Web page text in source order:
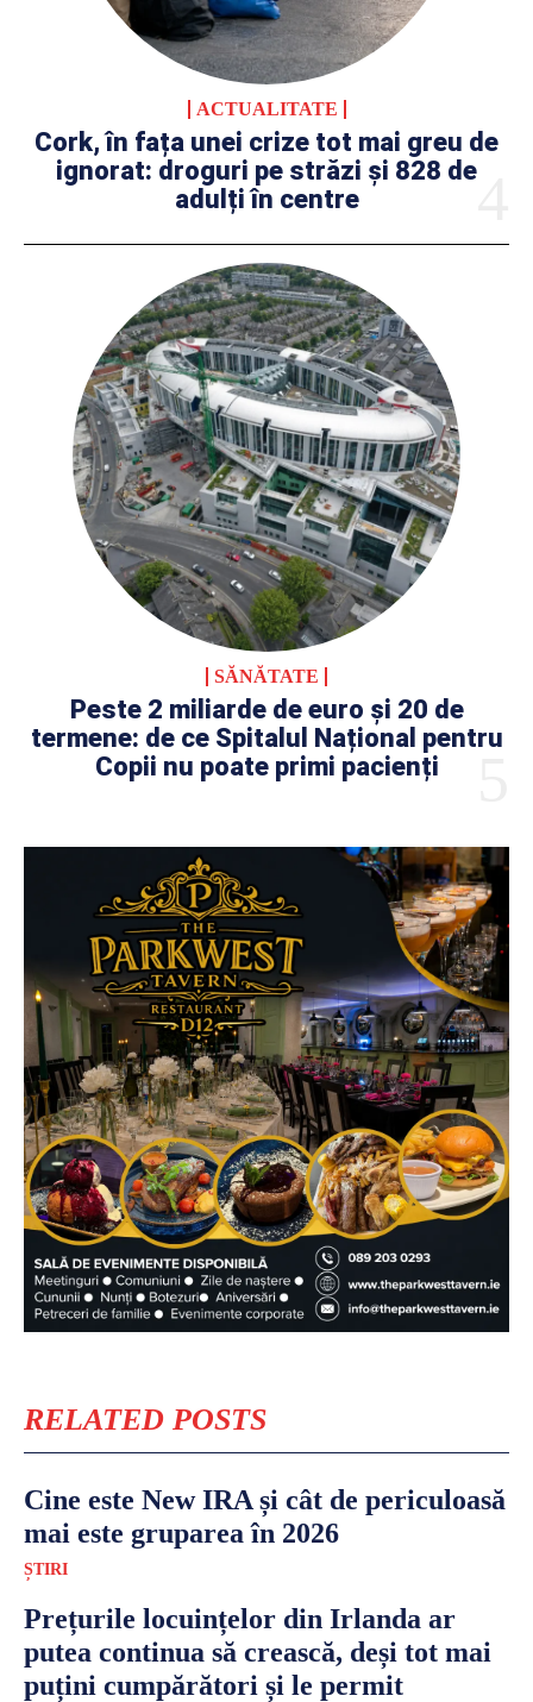
ACTUALITATE
Cork, în fața unei crize tot mai greu de
ignorat: droguri pe străzi și 828 de
adulți în centre
SĂNĂTATE
Peste 2 miliarde de euro și 20 de
termene: de ce Spitalul Național pentru
Copii nu poate primi pacienți
RELATED POSTS
Cine este New IRA și cât de periculoasă
mai este gruparea în 2026
ȘTIRI
Prețurile locuințelor din Irlanda ar
putea continua să crească, deși tot mai
puțini cumpărători și le permit